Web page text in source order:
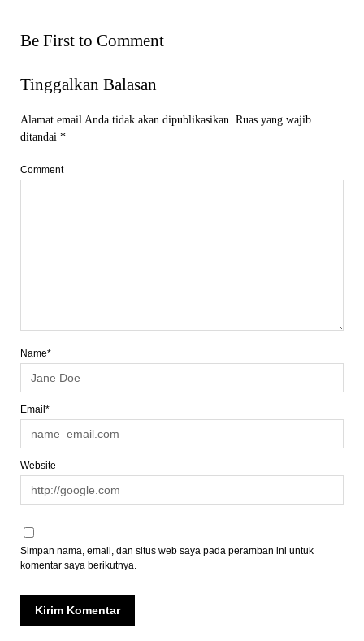
Be First to Comment
Tinggalkan Balasan
Alamat email Anda tidak akan dipublikasikan. Ruas yang wajib
ditandai *
Comment
Name*
Email*
Website
Simpan nama, email, dan situs web saya pada peramban ini untuk
komentar saya berikutnya.